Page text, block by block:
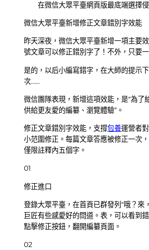
在微信大眾平臺網頁版最底端選擇
微信大眾平臺新增修正文章錯別字效能
昨天深夜，微信大眾平臺新增一項主要
號文章可以修正錯別字了！不外，只要一
是的，以后小編寫錯字，在大師的提示
次……
微信團隊表現，新增這項效能，是“為了
供給更友愛的編纂、瀏覽體驗”。
修正文章錯別字效能，支撐包養運營者
小范圍修正。每篇文章答應被修正一次，
僅限註釋內五個字。
01
修正進口
登錄大眾平臺，在首頁已群發列“哦？來
巨匠有些感愛好的問道。表，可以看到
點擊修正按鈕，翻開編纂頁面。
02